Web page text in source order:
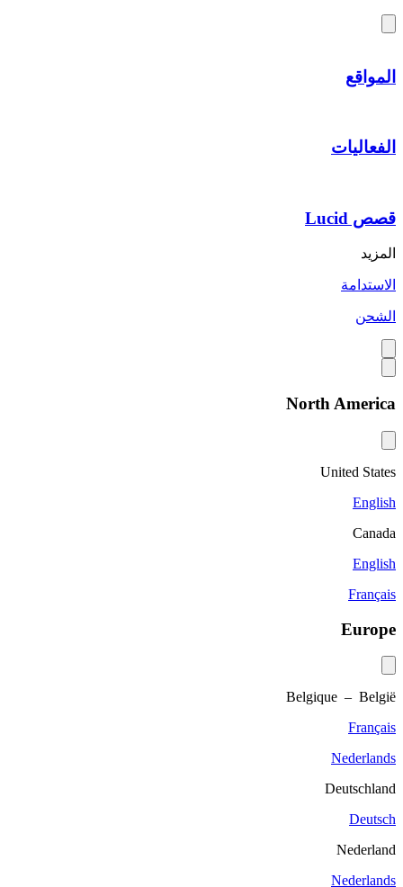
المواقع
الفعاليات
قصص Lucid
المزيد
الاستدامة
الشحن
North America
United States
English
Canada
English
Français
Europe
Belgique – België
Français
Nederlands
Deutschland
Deutsch
Nederland
Nederlands